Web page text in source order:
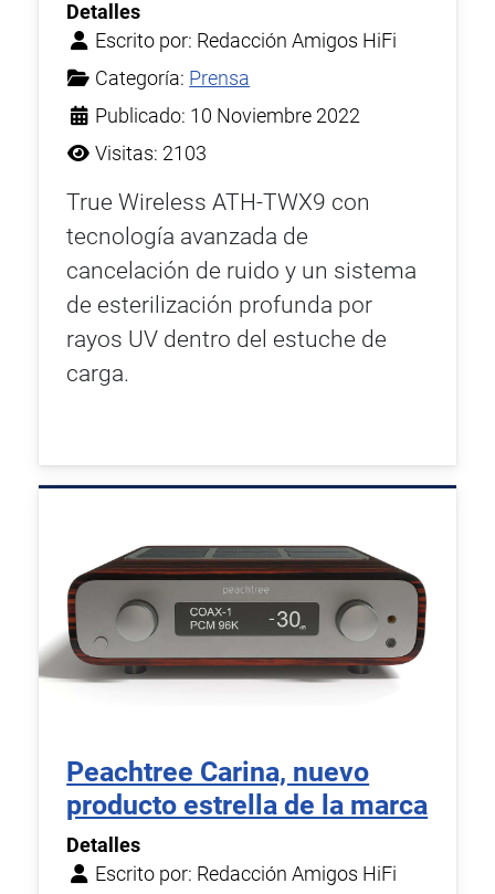
Detalles
Escrito por: Redacción Amigos HiFi
Categoría: Prensa
Publicado: 10 Noviembre 2022
Visitas: 2103
True Wireless ATH-TWX9 con
tecnología avanzada de
cancelación de ruido y un sistema
de esterilización profunda por
rayos UV dentro del estuche de
carga.
Peachtree Carina, nuevo
producto estrella de la marca
Detalles
Escrito por: Redacción Amigos HiFi